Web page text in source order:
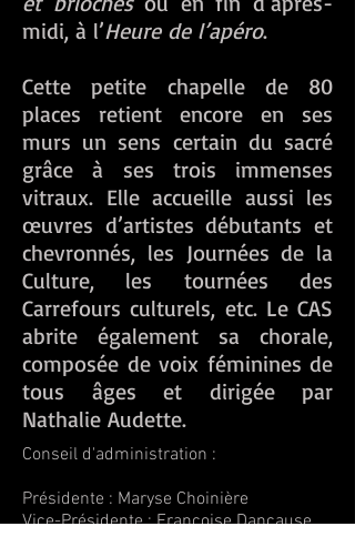
midi, à l’Heure de l’apéro.
Cette petite chapelle de 80
places retient encore en ses
murs un sens certain du sacré
grâce à ses trois immenses
vitraux. Elle accueille aussi les
œuvres d’artistes débutants et
chevronnés, les Journées de la
Culture, les tournées des
Carrefours culturels, etc. Le CAS
abrite également sa chorale,
composée de voix féminines de
tous âges et dirigée par
Nathalie Audette.
Conseil d'administration :
Présidente : Maryse Choinière
Vice-Présidente : Françoise Dancause